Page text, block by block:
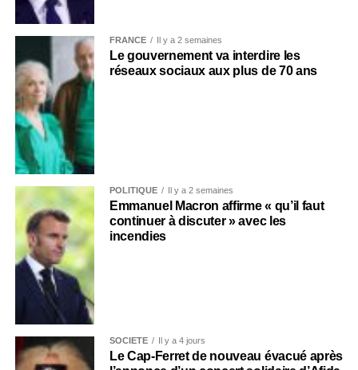
FRANCE Il y a 2 semaines
Le gouvernement va interdire les
réseaux sociaux aux plus de 70 ans
POLITIQUE Il y a 2 semaines
Emmanuel Macron affirme « qu’il faut
continuer à discuter » avec les
incendies
SOCIÉTÉ Il y a 4 jours
Le Cap-Ferret de nouveau évacué après